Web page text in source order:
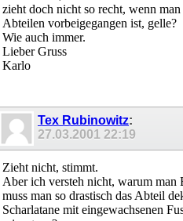
zieht doch nicht so recht, wenn
Abteilen vorbeigegangen ist, gelle?
Wie auch immer.
Lieber Gruss
Karlo
Tex Rubinowitz:
27.03.2001 22:19
Zieht nicht, stimmt.
Aber ich versteh nicht, warum man
muss man so drastisch das Abteil
Scharlatane mit eingewachsenen